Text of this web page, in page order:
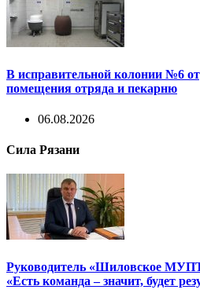
В исправительной колонии №6
помещения отряда и пекарню
06.08.2026
Сила Рязани
Руководитель «Шиловское
«Есть команда – значит, будет